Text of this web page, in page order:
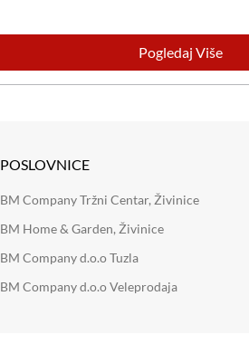
Pogledaj Više
POSLOVNICE
BM Company Tržni Centar, Živinice
BM Home & Garden, Živinice
BM Company d.o.o Tuzla
BM Company d.o.o Veleprodaja